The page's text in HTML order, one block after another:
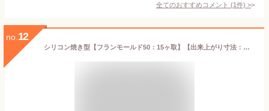
全てのおすすめコメント (1件) >
no. 12
シリコン焼き型【フランモールド50：15ヶ取】【出来上がり寸法：直径50x14mm】本体サイズ：300x175mm シリコン型 オーブン対応 食器洗浄機対応 電子レンジ対応 シリコマート シリコンフレックス デザート ドルチェ 家庭用 業務用